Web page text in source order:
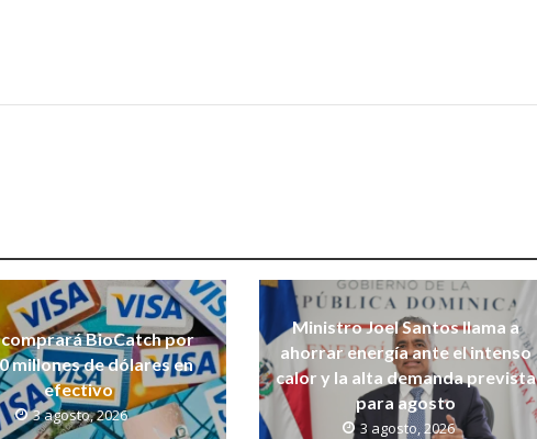
comprará BioCatch por
millones de dólares en
efectivo
3 agosto, 2026
Ministro Joel Santos llama a
ahorrar energía ante el intenso
calor y la alta demanda prevista
para agosto
3 agosto, 2026